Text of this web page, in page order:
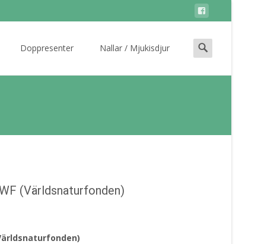
Doppresenter Nallar / Mjukisdjur
Search
for:
(Världsnaturfonden)